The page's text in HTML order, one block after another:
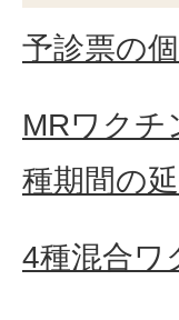
予診票の
MRワクチ
種期間の
4種混合ワ